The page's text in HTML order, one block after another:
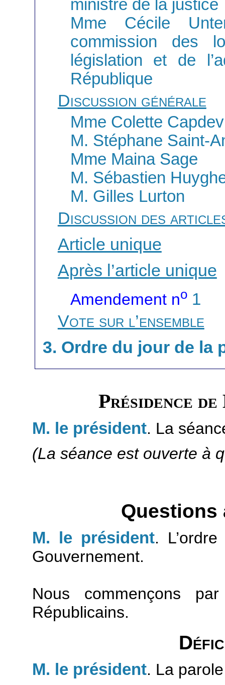
ministre de la justice
Mme Cécile
commission des
législation et de
République
Discussion générale
Mme Colette
M. Stéphane Saint-
Mme Maina Sage
M. Sébastien
M. Gilles Lurton
Discussion des
Article unique
Après l’article unique
Amendement no 1
Vote sur l’ensemble
3. Ordre du jour de la
Présidence
M. le président. La
(La séance est ouverte à
Questions
M. le président.
Gouvernement.
Nous commençons
Républicains.
M. le président. La